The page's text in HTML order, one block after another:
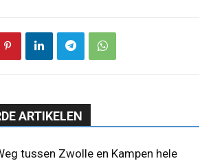
ARTIKELEN
tussen Zwolle en Kampen hele